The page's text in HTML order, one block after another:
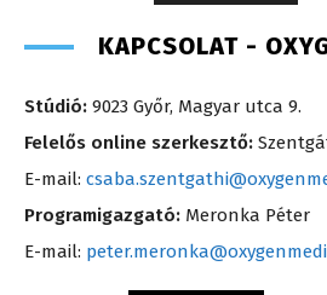
KAPCSOLAT -
Stúdió: 9023 Győr, Magyar utca 9.
Felelős online szerkesztő:
E-mail:
Programigazgató: Meronka Péter
E-mail: